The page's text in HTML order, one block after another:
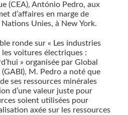
(CEA), António Pedro, aux
d’affaires en marge de
Nations Unies, à New York.
ronde sur « Les industries
voitures électriques :
» organisée par Global
M. Pedro a noté que
ses ressources minérales
d’une valeur juste pour
soient utilisées pour
axée sur les ressources